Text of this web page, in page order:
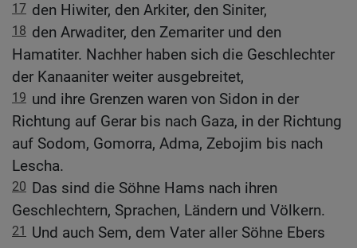
17 den Hiwiter, den Arkiter, den Siniter,
18 den Arwaditer, den Zemariter und den
Hamatiter. Nachher haben sich die Geschlechter
der Kanaaniter weiter ausgebreitet,
19 und ihre Grenzen waren von Sidon in der
Richtung auf Gerar bis nach Gaza, in der Richtung
auf Sodom, Gomorra, Adma, Zebojim bis nach
Lescha.
20 Das sind die Söhne Hams nach ihren
Geschlechtern, Sprachen, Ländern und Völkern.
21
Und auch Sem, dem Vater aller Söhne Ebers